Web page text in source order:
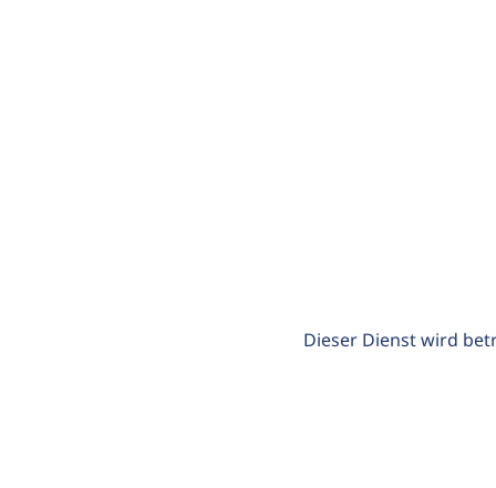
Dieser Dienst wird